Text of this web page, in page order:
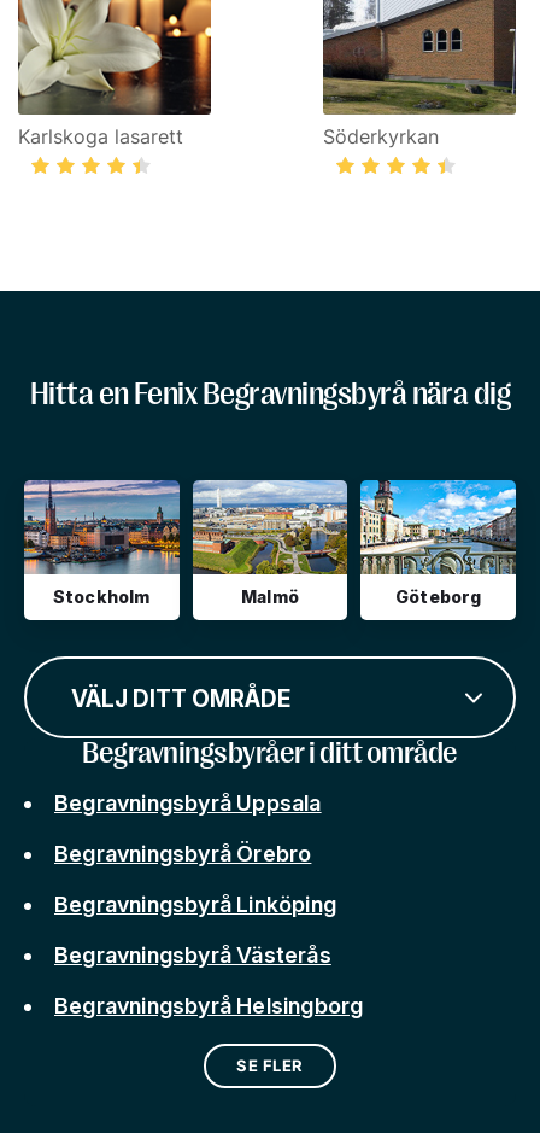
Karlskoga lasarett Söderkyrkan
Hitta en Fenix Begravningsbyrå nära dig
Stockholm Malmö Göteborg
VÄLJ DITT OMRÅDE
Begravningsbyråer i ditt område
Begravningsbyrå Uppsala
Begravningsbyrå Örebro
Begravningsbyrå Linköping
Begravningsbyrå Västerås
Begravningsbyrå Helsingborg
SE FLER